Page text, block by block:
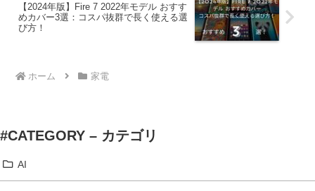
【2024年版】Fire 7 2022年モデル おすす
めカバー3選：コスパ抜群で長く使える選
び方！
ホーム 家電
#CATEGORY – カテゴリ
AI